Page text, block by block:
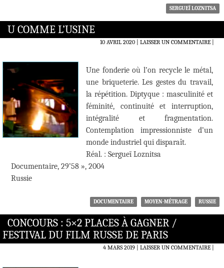
SERGUEÏ LOZNITSA
U COMME L’USINE
10 AVRIL 2020 LAISSER UN COMMENTAIRE|
Une fonderie où l’on recycle le métal,
une briqueterie. Les gestes du travail,
la répétition. Diptyque : masculinité et
féminité, continuité et interruption,
intégralité et fragmentation.
Contemplation impressionniste d’un
monde industriel qui disparaît.
Réal. : Sergueï Loznitsa
Documentaire, 29’58 », 2004
Russie
DOCUMENTAIRE MOYEN-MÉTRAGE RUSSIE
CONCOURS : 5×2 PLACES À GAGNER /
FESTIVAL DU FILM RUSSE DE PARIS
4 MARS 2019 LAISSER UN COMMENTAIRE|